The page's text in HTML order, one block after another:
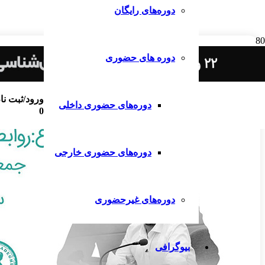
دوره‌های رایگان
دوره های حضوری
دوره‌های حضوری داخلی
دوره‌های حضوری خارجی
دوره‌های غیرحضوری
بیوگرافی
ورود/ثبت
0